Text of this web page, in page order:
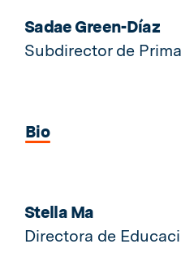
Sadae Green-Díaz
Subdirector de
Bio
Stella Ma
Directora de